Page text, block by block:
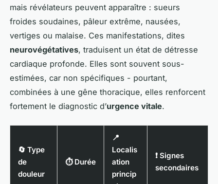
mais révélateurs peuvent apparaître : sueurs
froides soudaines, pâleur extrême, nausées,
vertiges ou malaise. Ces manifestations, dites
neurovégétatives, traduisent un état de détresse
cardiaque profonde. Elles sont souvent sous-
estimées, car non spécifiques - pourtant,
combinées à une gêne thoracique, elles renforcent
fortement le diagnostic d’urgence vitale.
🔄 Type
de
douleur
⏱️ Durée
📍
Localis
ation
princip
❗ Signes
secondaires